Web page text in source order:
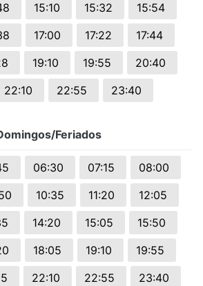
15:10 15:32
15:54
17:00 17:22
17:44
19:10 19:55
20:40
22:10 22:55 23:40
Feriados
06:30 07:15
08:00
10:35 11:20
12:05
14:20 15:05
15:50
18:05 19:10
19:55
22:10 22:55 23:40